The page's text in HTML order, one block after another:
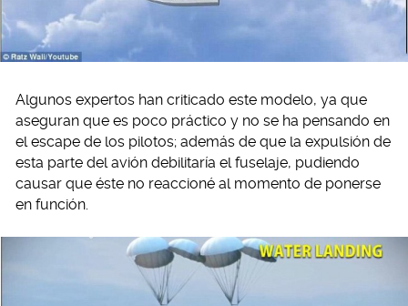
Algunos expertos han criticado este modelo, ya que
aseguran que es poco práctico y no se ha pensando en
el escape de los pilotos; además de que la expulsión de
esta parte del avión debilitaría el fuselaje, pudiendo
causar que éste no reaccioné al momento de ponerse
en función.